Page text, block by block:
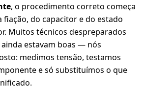
, o procedimento correto começa
fiação, do capacitor e do estado
Muitos técnicos despreparados
estavam boas — nós
medimos tensão, testamos
e só substituímos o que